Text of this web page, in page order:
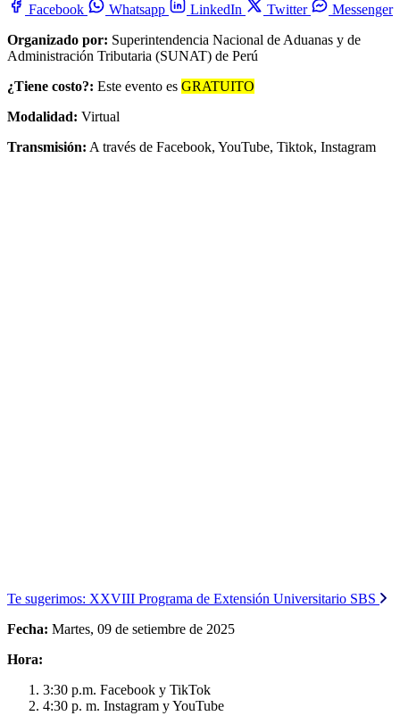
Facebook
Whatsapp LinkedIn Twitter
Messenger
Organizado por: Superintendencia Nacional de Aduanas y de
Administración Tributaria (SUNAT) de Perú
¿Tiene costo?: Este evento es GRATUITO
Modalidad: Virtual
Transmisión: A través de Facebook, YouTube, Tiktok, Instagram
Te sugerimos: XXVIII Programa de Extensión Universitario SBS
Fecha: Martes, 09 de setiembre de 2025
Hora:
3:30 p.m. Facebook y TikTok
4:30 p. m. Instagram y YouTube